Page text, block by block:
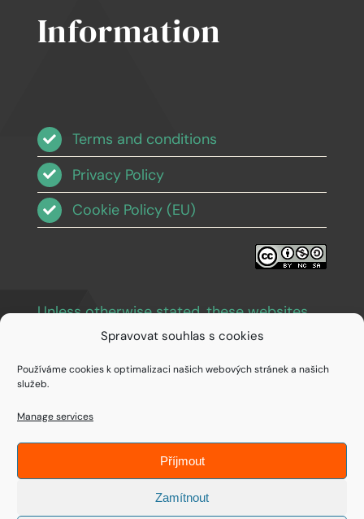
Spravovat souhlas s cookies
Používáme cookies k optimalizaci našich webových stránek a našich
služeb.
Manage services
Příjmout
Zamítnout
Information
Terms and conditions
Privacy Policy
Cookie Policy (EU)
Unless otherwise stated, these websites
and images are licensed under Creative
© Copyright 1994 - 2026 • IDEAIFY s.r.o.